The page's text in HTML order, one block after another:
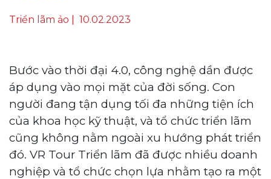
Triển lãm ảo | 10.02.2023
Bước vào thời đại 4.0, công nghệ dần được
áp dụng vào mọi mặt của đời sống. Con
người đang tận dụng tối đa những tiện ích
của khoa học kỹ thuật, và tổ chức triển lãm
cũng không nằm ngoài xu hướng phát triển
đó. VR Tour Triển lãm đã được nhiều doanh
nghiệp và tổ chức chọn lựa nhằm tạo ra một